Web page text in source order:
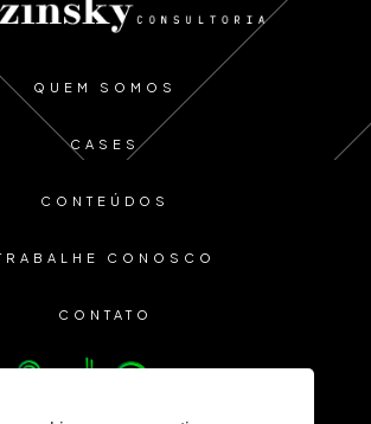
QUEM SOMOS
CASES
CONTEÚDOS
CONOSCO
CONTATO